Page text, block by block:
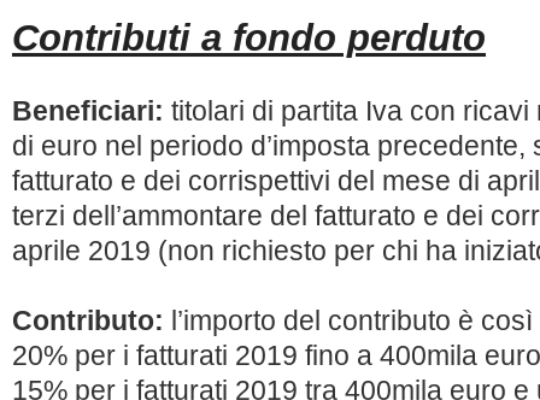
Contributi a fondo perduto
Beneficiari: titolari di partita Iva con
di euro nel periodo d’imposta precedente,
fatturato e dei corrispettivi del mese di
terzi dell’ammontare del fatturato e dei
aprile 2019 (non richiesto per chi ha
Contributo: l’importo del contributo è
20% per i fatturati 2019 fino a 400mila
15% per i fatturati 2019 tra 400mila euro e